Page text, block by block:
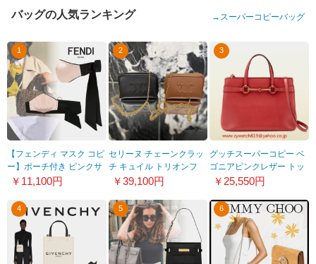
バッグの人気ランキング → スーパーコピーバッグ
1
【フェンディ マスク コピ
ー】ポーチ付き ピンクサ
テン マスクカバー
￥11,100円
2
セリーヌ チェーンクラッ
チ キュイル トリオンフ
偽物 2色
￥39,100円
3
グッチスーパーコピー ベ
ゴニアピンクレザー トッ
プハンドルトート319795
￥25,550円
4 5 6